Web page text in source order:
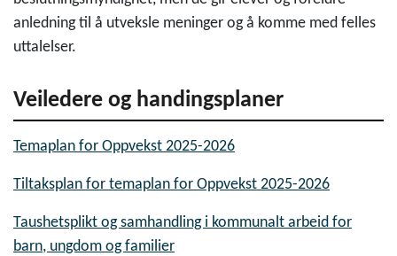
anledning til å utveksle meninger og å komme med felles
uttalelser.
Veiledere og handingsplaner
Temaplan for Oppvekst 2025-2026
Tiltaksplan for temaplan for Oppvekst 2025-2026
Taushetsplikt og samhandling i kommunalt arbeid for
barn, ungdom og familier